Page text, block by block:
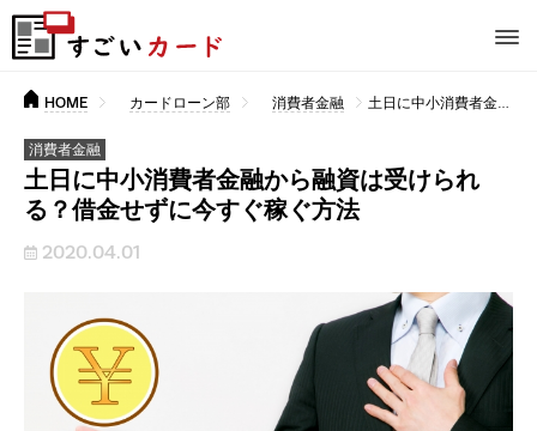
HOME カードローン部 消費者金融 土日に中小消費者金融から融資は受けられる？借金せずに今すぐ稼ぐ方法
消費者金融
土日に中小消費者金融から融資は受けられ
る？借金せずに今すぐ稼ぐ方法
2020.04.01